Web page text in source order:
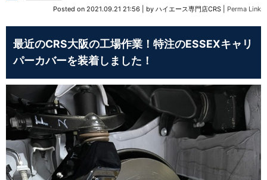
Posted on 2021.09.21 21:56 by ハイエース専門店CRS Perma Link
最近のCRS大阪の工場作業！特注のESSEXキャリ
パーカバーを装着しました！